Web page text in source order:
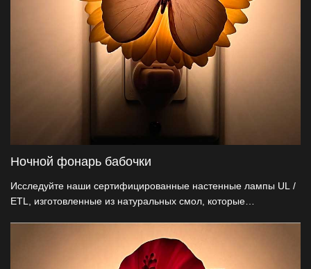
Ночной фонарь бабочки
Исследуйте наши сертифицированные настенные лампы UL /
ETL, изготовленные из натуральных смол, которые
адаптирован к любому выходу, сохраняя при этом
элегантность. Наши варианты прямого изготовления и